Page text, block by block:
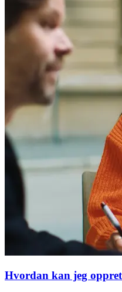
Hvordan kan jeg